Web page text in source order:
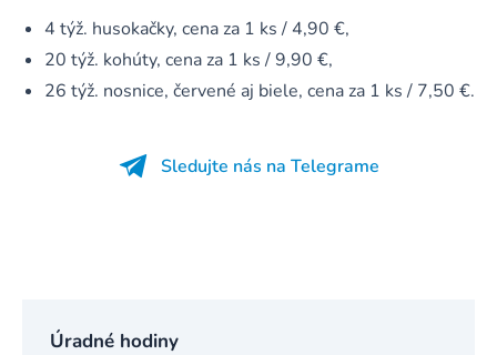
4 týž. husokačky, cena za 1 ks / 4,90 €,
20 týž. kohúty, cena za 1 ks / 9,90 €,
26 týž. nosnice, červené aj biele, cena za 1 ks / 7,50 €.
Sledujte nás na Telegrame
Úradné hodiny